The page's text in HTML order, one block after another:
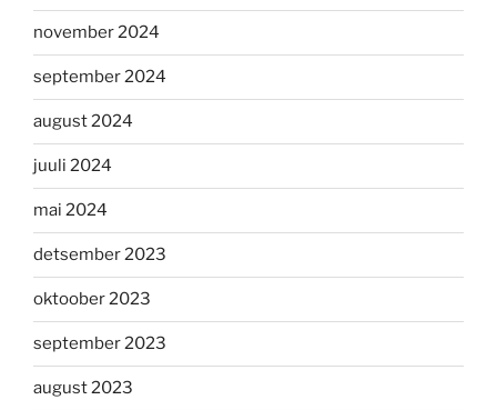
november 2024
september 2024
august 2024
juuli 2024
mai 2024
detsember 2023
oktoober 2023
september 2023
august 2023